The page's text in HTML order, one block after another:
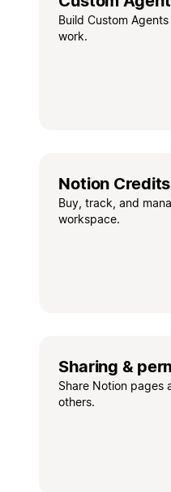
Build Custom
work.
Notion Credits
Buy, track, and
workspace.
Sharing &
Share Notion pages
others.